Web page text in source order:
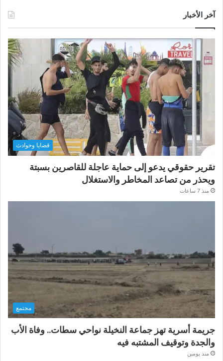
آخر الأخبار
قضايا وحوادث
تقرير حقوقي يدعو إلى حماية عاجلة للقاصرين بسبتة
ويحذر من تصاعد المخاطر والاستغلال
منذ 7 ساعات
مجتمع
جريمة أسرية تهز جماعة النخيلة نواحي سطات.. وفاة الأب
والجدة وتوقيف المشتبه فيه
منذ يومين